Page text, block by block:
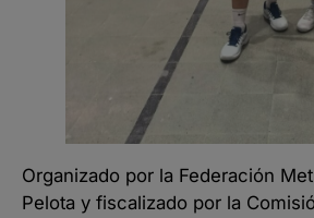
Organizado por la Federación
Pelota y fiscalizado por la